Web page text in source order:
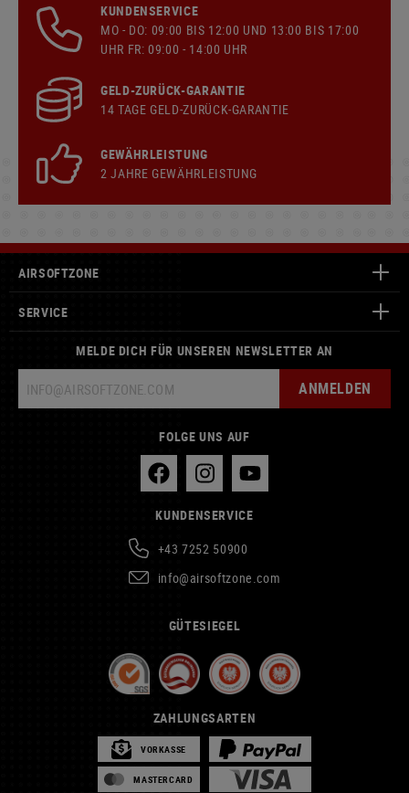
KUNDENSERVICE
MO - DO: 09:00 BIS 12:00 UND 13:00 BIS 17:00
UHR FR: 09:00 - 14:00 UHR
GELD-ZURÜCK-GARANTIE
14 TAGE GELD-ZURÜCK-GARANTIE
GEWÄHRLEISTUNG
2 JAHRE GEWÄHRLEISTUNG
AIRSOFTZONE
SERVICE
MELDE DICH FÜR UNSEREN NEWSLETTER AN
ANMELDEN
FOLGE UNS AUF
KUNDENSERVICE
+43 7252 50900
info@airsoftzone.com
GÜTESIEGEL
ZAHLUNGSARTEN
VORKASSE
MASTERCARD